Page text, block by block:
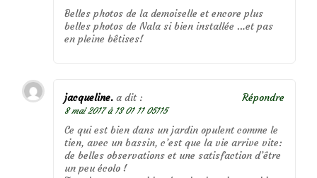
Belles photos de la demoiselle et encore plus
belles photos de Nala si bien installée …et pas
en pleine bêtises!
jacqueline. a dit :
8 mai 2017 à 13 01 11 05115
Ce qui est bien dans un jardin opulent comme le
tien, avec un bassin, c’est que la vie arrive vite:
de belles observations et une satisfaction d’être
un peu écolo !
Répondre